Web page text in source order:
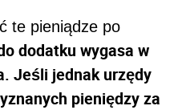
te pieniądze po
dodatku wygasa w
Jeśli jednak urzędy
pieniędzy za